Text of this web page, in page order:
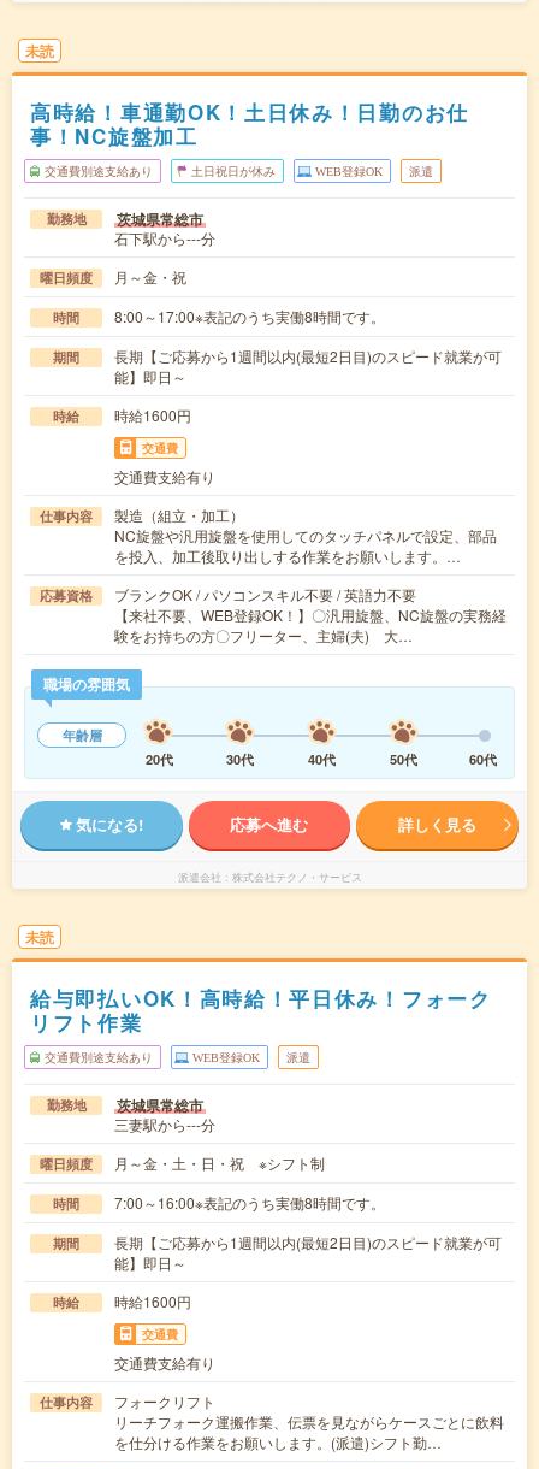
未読
高時給！車通勤OK！土日休み！日勤のお仕
事！NC旋盤加工
交通費別途支給あり 土日祝日が休み WEB登録OK 派遣
勤務地 茨城県常総市
石下駅から---分
曜日頻度 月～金・祝
時間 8:00～17:00※表記のうち実働8時間です。
期間
長期【ご応募から1週間以内(最短2日目)のスピード就業が可
能】即日～
時給 時給1600円
交通費
交通費支給有り
仕事内容
製造（組立・加工）
NC旋盤や汎用旋盤を使用してのタッチパネルで設定、部品
を投入、加工後取り出しする作業をお願いします。…
応募資格
ブランクOK / パソコンスキル不要 / 英語力不要
【来社不要、WEB登録OK！】〇汎用旋盤、NC旋盤の実務経
験をお持ちの方〇フリーター、主婦(夫) 大…
職場の雰囲気
年齢層
20代
30代 40代 50代 60代
気になる! 応募へ進む 詳しく見る
派遣会社 株式会社テクノ・サービス
未読
給与即払いOK！高時給！平日休み！フォーク
リフト作業
交通費別途支給あり WEB登録OK 派遣
勤務地 茨城県常総市
三妻駅から---分
曜日頻度 月～金・土・日・祝 ※シフト制
時間 7:00～16:00※表記のうち実働8時間です。
期間
長期【ご応募から1週間以内(最短2日目)のスピード就業が可
能】即日～
時給 時給1600円
交通費
交通費支給有り
仕事内容
フォークリフト
リーチフォーク運搬作業、伝票を見ながらケースごとに飲料
を仕分ける作業をお願いします。(派遣)シフト勤…